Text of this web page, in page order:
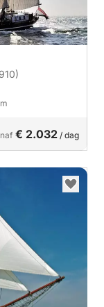
€ 2.032 / dag